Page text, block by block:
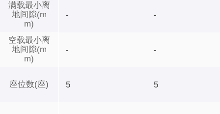
满载最小离
地间隙(m
m)
空载最小离
地间隙(m
m)
座位数(座)
- -
- -
5 5